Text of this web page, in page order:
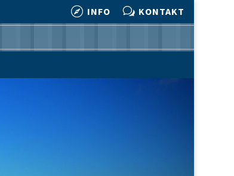
 INFO w KONTAKT